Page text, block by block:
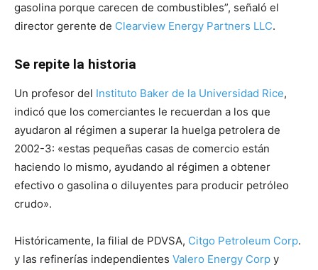
gasolina porque carecen de combustibles”, señaló el
director gerente de Clearview Energy Partners LLC.
Se repite la historia
Un profesor del Instituto Baker de la Universidad Rice,
indicó que los comerciantes le recuerdan a los que
ayudaron al régimen a superar la huelga petrolera de
2002-3: «estas pequeñas casas de comercio están
haciendo lo mismo, ayudando al régimen a obtener
efectivo o gasolina o diluyentes para producir petróleo
crudo».
Históricamente, la filial de PDVSA, Citgo Petroleum Corp.
y las refinerías independientes Valero Energy Corp y